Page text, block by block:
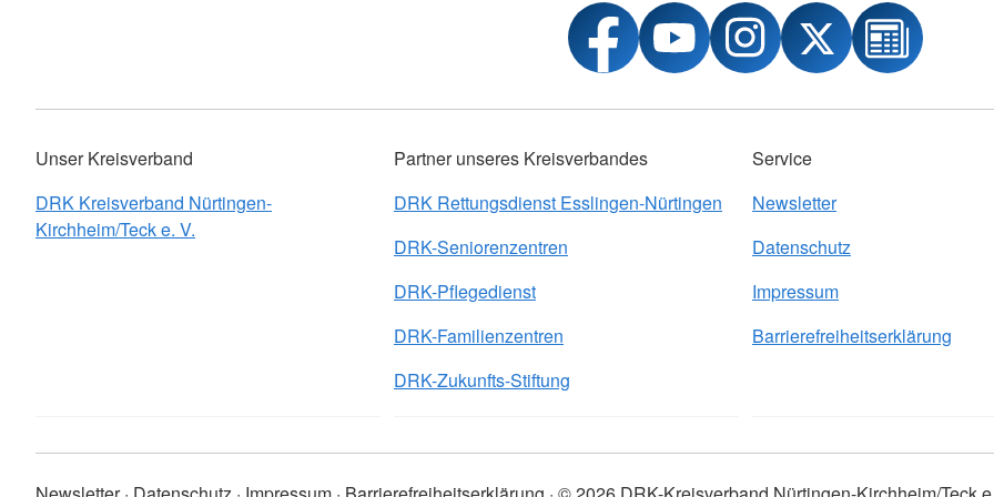
Unser Kreisverband
DRK Kreisverband Nürtingen-
Kirchheim/Teck e. V.
Partner unseres Kreisverbandes
DRK Rettungsdienst Esslingen-Nürtingen
DRK-Seniorenzentren
DRK-Pflegedienst
DRK-Familienzentren
DRK-Zukunfts-Stiftung
Service
Newsletter
Datenschutz
Impressum
Barrierefreiheitserklärung